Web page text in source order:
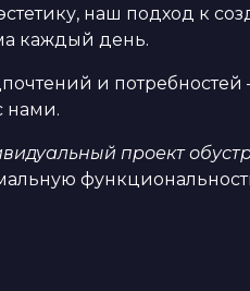
наш подход к
каждый день.
и потребностей
нами.
проект